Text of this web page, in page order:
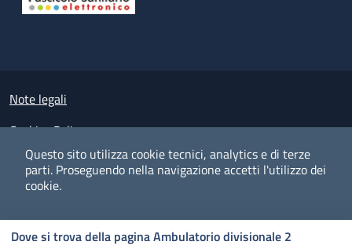
Questo sito utilizza cookie tecnici, analytics e di terze
parti. Proseguendo nella navigazione accetti l'utilizzo dei
cookie.
Dove si trova della pagina Ambulatorio divisionale 2
Small prints
Note legali
Cookies Policy
Policy privacy e protezione del dato personale
Albo pretorio on-line
Dichiarazione di accessibilità